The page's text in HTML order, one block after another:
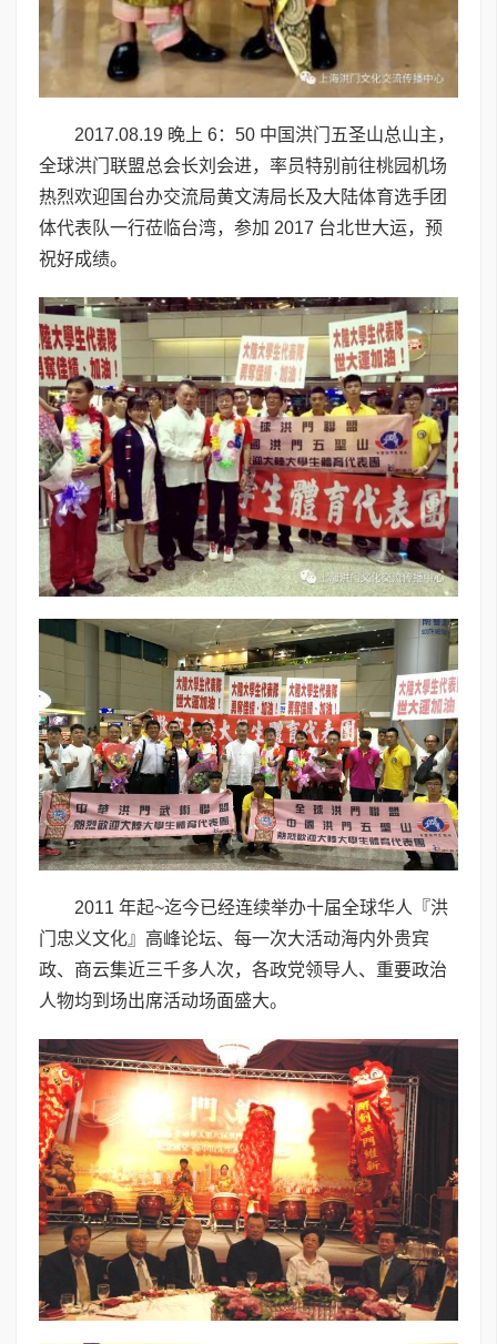
2017.08.19 晚上 6：50 中国洪门五圣山总山主，
全球洪门联盟总会长刘会进，率员特别前往桃园机场
热烈欢迎国台办交流局黄文涛局长及大陆体育选手团
体代表队一行莅临台湾，参加 2017 台北世大运，预
祝好成绩。
2011 年起~迄今已经连续举办十届全球华人『洪
门忠义文化』高峰论坛、每一次大活动海内外贵宾
政、商云集近三千多人次，各政党领导人、重要政治
人物均到场出席活动场面盛大。